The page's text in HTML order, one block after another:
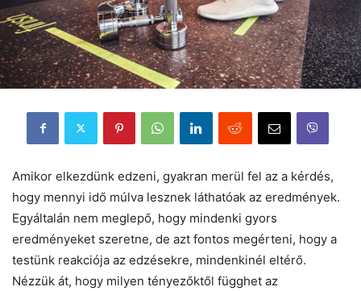
Amikor elkezdünk edzeni, gyakran merül fel az a kérdés,
hogy mennyi idő múlva lesznek láthatóak az eredmények.
Egyáltalán nem meglepő, hogy mindenki gyors
eredményeket szeretne, de azt fontos megérteni, hogy a
testünk reakciója az edzésekre, mindenkinél eltérő.
Nézzük át, hogy milyen tényezőktől függhet az